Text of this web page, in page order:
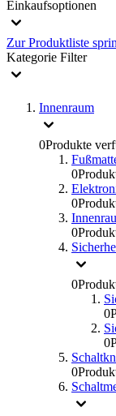
Einkaufsoptionen
Zur Produktliste
Kategorie Filter
Innenraum
0Produkte
0
0
0
0
0
0
0